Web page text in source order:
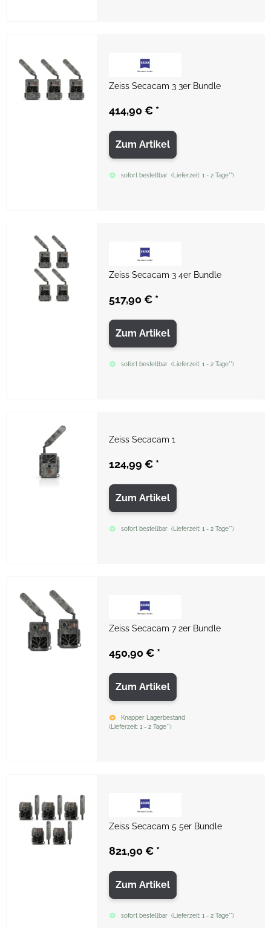
Zeiss Secacam 3 3er Bundle
414,90 € *
Zum Artikel
sofort bestellbar ( Lieferzeit:1 - 2 Tage**)
Zeiss Secacam 3 4er Bundle
517,90 € *
Zum Artikel
sofort bestellbar ( Lieferzeit:1 - 2 Tage**)
Zeiss Secacam 1
124,99 € *
Zum Artikel
sofort bestellbar ( Lieferzeit:1 - 2 Tage**)
Zeiss Secacam 7 2er Bundle
450,90 € *
Zum Artikel
Knapper Lagerbestand
( Lieferzeit: 1 - 2 Tage**)
Zeiss Secacam 5 5er Bundle
821,90 € *
Zum Artikel
sofort bestellbar ( Lieferzeit:1 - 2 Tage**)